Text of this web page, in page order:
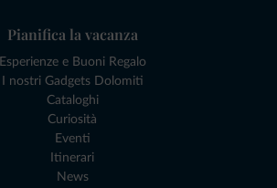
Pianifica la vacanza
Esperienze e Buoni Regalo
I nostri Gadgets Dolomiti
Cataloghi
Curiosità
Eventi
Itinerari
News